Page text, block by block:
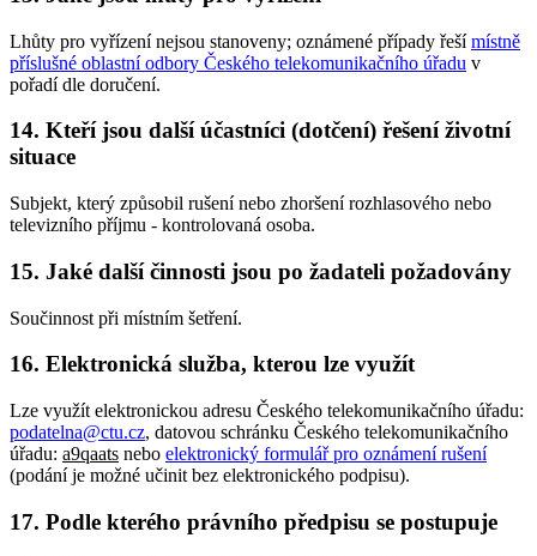
Lhůty pro vyřízení nejsou stanoveny; oznámené případy řešímístně
příslušné oblastní odbory Českého telekomunikačního úřadu v
pořadí dle doručení.
14. Kteří jsou další účastníci (dotčení) řešení životní
situace
Subjekt, který způsobil rušení nebo zhoršení rozhlasového nebo
televizního příjmu - kontrolovaná osoba.
15. Jaké další činnosti jsou po žadateli požadovány
Součinnost při místním šetření.
16. Elektronická služba, kterou lze využít
Lze využít elektronickou adresu Českého telekomunikačního úřadu:
podatelna@ctu.cz, datovou schránku Českého telekomunikačního
úřadu: a9qaats nebo elektronický formulář pro oznámení rušení
(podání je možné učinit bez elektronického podpisu).
17. Podle kterého právního předpisu se postupuje